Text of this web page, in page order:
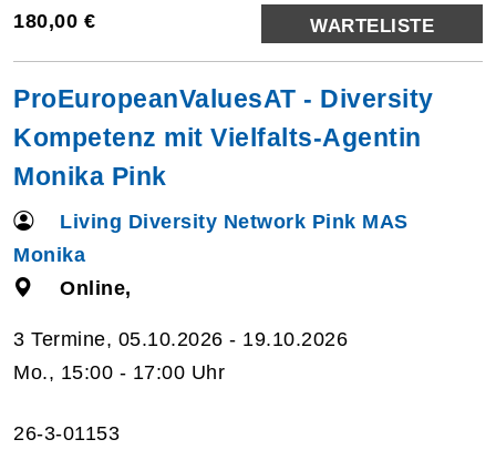
180,00 € WARTELISTE
ProEuropeanValuesAT - Diversity
Kompetenz mit Vielfalts-Agentin
Monika Pink
Living Diversity Network Pink MAS
Monika
Online,
3 Termine, 05.10.2026 - 19.10.2026
Mo., 15:00 - 17:00 Uhr
26-3-01153